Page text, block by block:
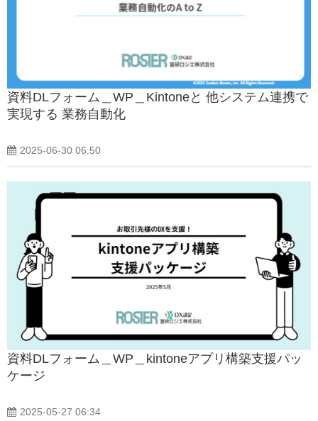
資料DLフォーム＿WP＿Kintoneと 他システム連携で
実現する 業務自動化
2025-06-30 06:50
資料DLフォーム＿WP＿kintoneアプリ構築支援パッ
ケージ
2025-05-27 06:34